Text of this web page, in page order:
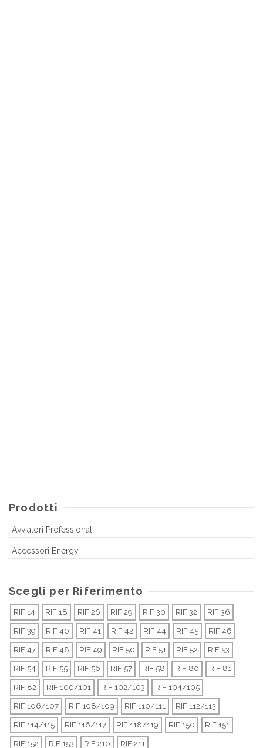
Prodotti
Avviatori Professionali
Accessori Energy
Scegli per Riferimento
RIF 14 RIF 18 RIF 26 RIF 29 RIF 30 RIF 32 RIF 36
RIF 39 RIF 40 RIF 41 RIF 42 RIF 44 RIF 45 RIF 46
RIF 47 RIF 48 RIF 49 RIF 50 RIF 51 RIF 52 RIF 53
RIF 54 RIF 55 RIF 56 RIF 57 RIF 58 RIF 80 RIF 81
RIF 82 RIF 100/101 RIF 102/103 RIF 104/105
RIF 106/107 RIF 108/109 RIF 110/111 RIF 112/113
RIF 114/115 RIF 116/117 RIF 118/119 RIF 150 RIF 151
RIF 152 RIF 153 RIF 210 RIF 211